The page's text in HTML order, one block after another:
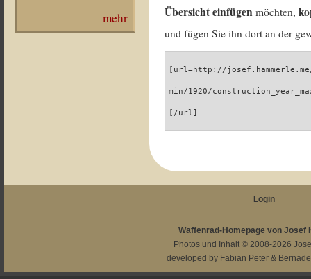
mehr Übersicht einfügen möchten,
und fügen Sie ihn dort an der
[url=http://
min/1920/
[/url]
Login
Waffenrad-Homepage von Josef
Photos und Inhalt © 2008-2026
developed by Fabian Peter &